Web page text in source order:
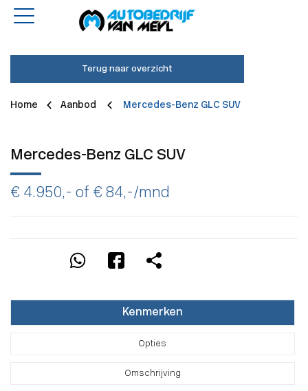
Terug naar overzicht
Home Aanbod Mercedes-Benz GLC SUV
Mercedes-Benz GLC SUV
€ 4.950,- of € 84,-/mnd
Kenmerken
Opties
Omschrijving